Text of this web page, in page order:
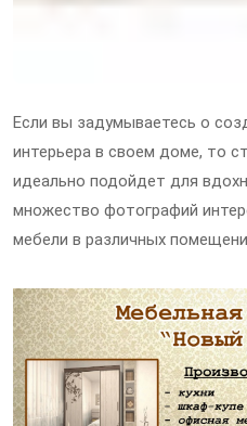
Если вы задумываетесь о
интерьера в своем доме, то
идеально подойдет для
множество фотографий
мебели в различных